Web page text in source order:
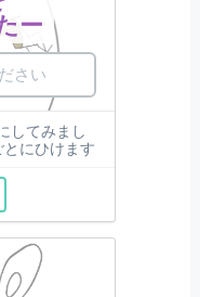
ー
してみまし
にひけます